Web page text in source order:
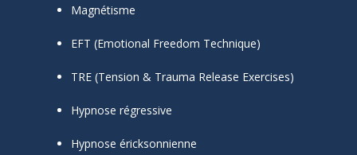
Magnétisme
EFT (Emotional Freedom Technique)
TRE (Tension & Trauma Release Exercises)
Hypnose régressive
Hypnose éricksonnienne